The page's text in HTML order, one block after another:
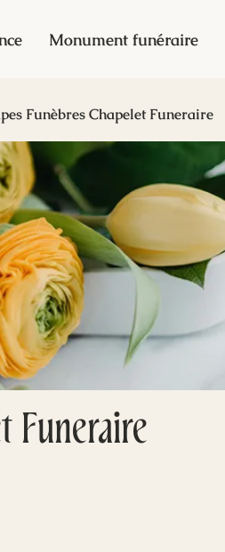
Monument funéraire
Funeraire
Funèbres Chapelet Funeraire